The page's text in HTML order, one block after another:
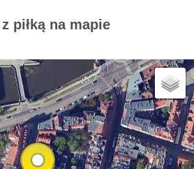
piłką na mapie